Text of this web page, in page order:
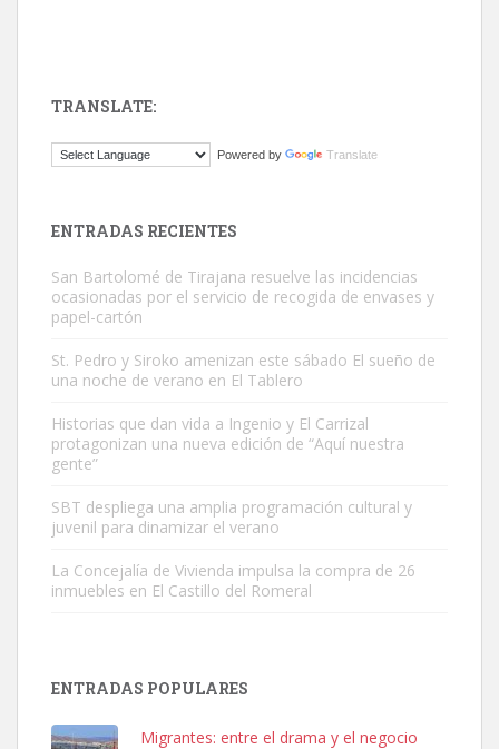
El ayuntamiento se va a llevar a Los Gatos callejeros de la zona los
Este gato macho ha aparecido en la calle hace menos de un mes,
es muy manso y extremadamente cari...
Leales.org » Gran Canaria
Leales.org » Gran Canaria
TRANSLATE:
Powered by Translate
ENTRADAS RECIENTES
San Bartolomé de Tirajana resuelve las incidencias
ocasionadas por el servicio de recogida de envases y
papel-cartón
St. Pedro y Siroko amenizan este sábado El sueño de
una noche de verano en El Tablero
Historias que dan vida a Ingenio y El Carrizal
protagonizan una nueva edición de “Aquí nuestra
gente”
SBT despliega una amplia programación cultural y
juvenil para dinamizar el verano
La Concejalía de Vivienda impulsa la compra de 26
inmuebles en El Castillo del Romeral
ENTRADAS POPULARES
Migrantes: entre el drama y el negocio